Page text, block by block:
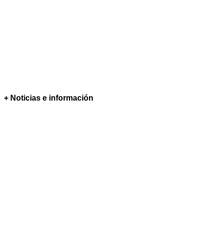
+ Noticias e información